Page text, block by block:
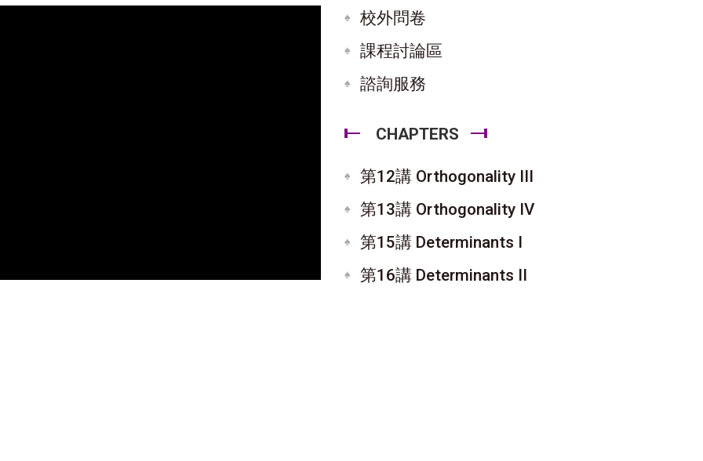
校外問卷
課程討論區
諮詢服務
CHAPTERS
第12講 Orthogonality III
第13講 Orthogonality IV
第15講 Determinants I
第16講 Determinants II